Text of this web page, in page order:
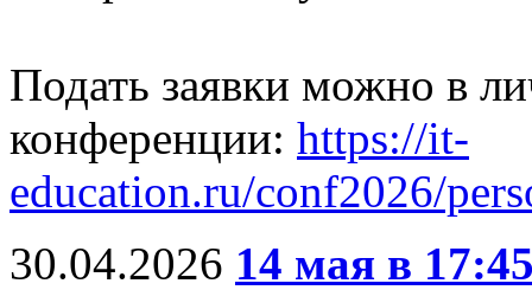
Подать заявки можно в
конференции: https://it-
education.ru/conf2026/
30.04.2026 14 мая в